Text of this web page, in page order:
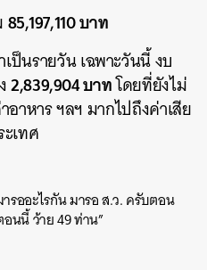
85,197,110บาท
ป็นรายวัน เฉพาะวันนี้ งบ
2,839,904 บาทโดยที่ยังไม่
าหาร ฯลฯ มากไปถึงค่าเสีย
เทศ
รออะไรกัน มารอ ส.ว. ครับตอน
นนี้ ว้าย 49 ท่าน”
LINE EMAIL